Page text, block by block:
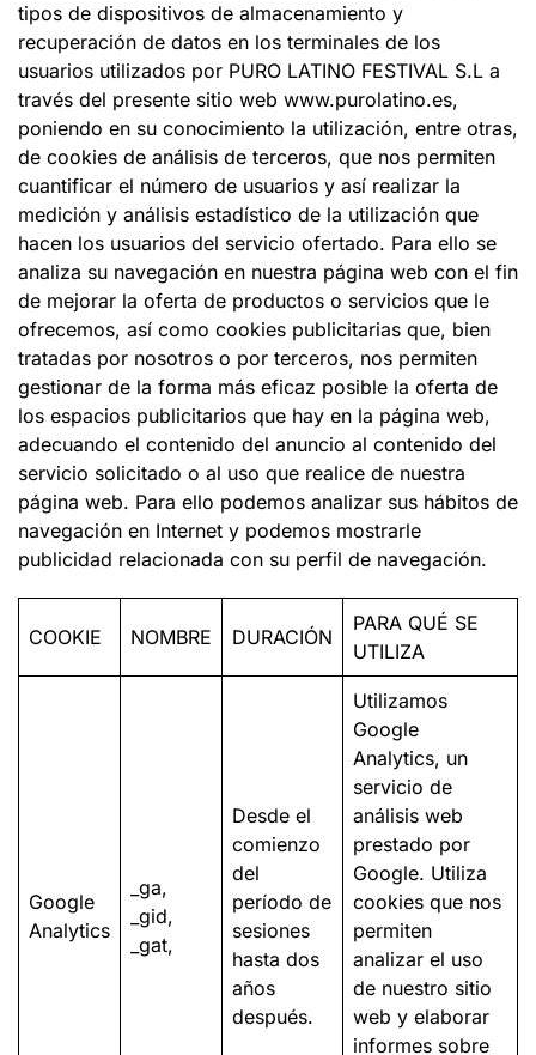
tipos de dispositivos de almacenamiento y
recuperación de datos en los terminales de los
usuarios utilizados por PURO LATINO FESTIVAL S.L a
través del presente sitio web www.purolatino.es,
poniendo en su conocimiento la utilización, entre otras,
de cookies de análisis de terceros, que nos permiten
cuantificar el número de usuarios y así realizar la
medición y análisis estadístico de la utilización que
hacen los usuarios del servicio ofertado. Para ello se
analiza su navegación en nuestra página web con el fin
de mejorar la oferta de productos o servicios que le
ofrecemos, así como cookies publicitarias que, bien
tratadas por nosotros o por terceros, nos permiten
gestionar de la forma más eficaz posible la oferta de
los espacios publicitarios que hay en la página web,
adecuando el contenido del anuncio al contenido del
servicio solicitado o al uso que realice de nuestra
página web. Para ello podemos analizar sus hábitos de
navegación en Internet y podemos mostrarle
publicidad relacionada con su perfil de navegación.
COOKIE NOMBRE DURACIÓN
PARA QUÉ SE
UTILIZA
Google
Analytics
_ga,
_gid,
_gat,
Desde el
comienzo
del
período de
sesiones
hasta dos
años
después.
Utilizamos
Google
Analytics, un
servicio de
análisis web
prestado por
Google. Utiliza
cookies que nos
permiten
analizar el uso
de nuestro sitio
web y elaborar
informes sobre